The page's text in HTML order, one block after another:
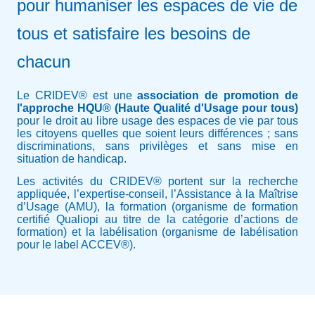
pour humaniser les espaces de vie de
tous et satisfaire les besoins de
chacun
Le CRIDEV® est uneassociation de promotion de
l'approche HQU® (Haute Qualité d'Usage pour tous)
pour le droit au libre usage des espaces de vie par tous
les citoyens quelles que soient leurs différences ; sans
discriminations, sans privilèges et sans mise en
situation de handicap.
Les activités du CRIDEV® portent sur la recherche
appliquée, l’expertise-conseil, l’Assistance à la Maîtrise
d’Usage (AMU), la formation (organisme de formation
certifié Qualiopi au titre de la catégorie d’actions de
formation) et la labélisation (organisme de labélisation
pour le label ACCEV®).